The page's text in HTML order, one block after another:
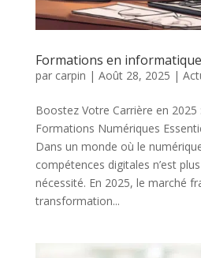
Formations en
par carpin | Août 28, 2025 |
Boostez Votre Carrière en 2025
Formations Numériques
Dans un monde où le
compétences digitales n’est
nécessité. En 2025, le marché
transformation...